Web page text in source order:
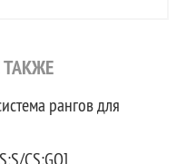
рангов для
CS:GO]